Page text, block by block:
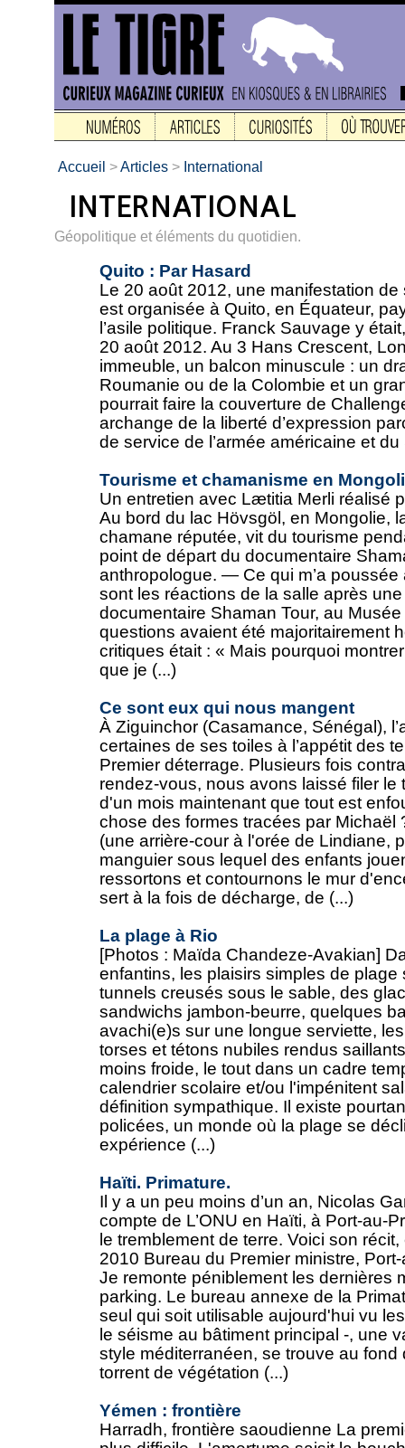
Accueil >Articles > International
Géopolitique et éléments du quotidien.
Quito : Par Hasard
Le 20 août 2012, une manifestation
est organisée à Quito, en Équateur,
l’asile politique. Franck Sauvage y
20 août 2012. Au 3 Hans Crescent,
immeuble, un balcon minuscule : un
Roumanie ou de la Colombie et un
pourrait faire la couverture de
archange de la liberté d’expression
de service de l’armée américaine et
Tourisme et chamanisme en
Un entretien avec Lætitia Merli réalisé
Au bord du lac Hövsgöl, en Mongolie,
chamane réputée, vit du tourisme
point de départ du documentaire
anthropologue. — Ce qui m’a poussée
sont les réactions de la salle après
documentaire Shaman Tour, au
questions avaient été majoritairement
critiques était : « Mais pourquoi
que je (...)
Ce sont eux qui nous mangent
À Ziguinchor (Casamance, Sénégal),
certaines de ses toiles à l’appétit des
Premier déterrage. Plusieurs fois
rendez-vous, nous avons laissé filer le
d'un mois maintenant que tout est
chose des formes tracées par Michaël
(une arrière-cour à l'orée de Lindiane,
manguier sous lequel des enfants
ressortons et contournons le mur
sert à la fois de décharge, de (...)
La plage à Rio
[Photos : Maïda Chandeze-Avakian]
enfantins, les plaisirs simples de
tunnels creusés sous le sable, des
sandwichs jambon-beurre, quelques
avachi(e)s sur une longue serviette,
torses et tétons nubiles rendus
moins froide, le tout dans un cadre
calendrier scolaire et/ou l'impénitent
définition sympathique. Il existe
policées, un monde où la plage se
expérience (...)
Haïti. Primature.
Il y a un peu moins d’un an, Nicolas
compte de L’ONU en Haïti, à Port-au-
le tremblement de terre. Voici son
2010 Bureau du Premier ministre,
Je remonte péniblement les dernières
parking. Le bureau annexe de la
seul qui soit utilisable aujourd'hui vu
le séisme au bâtiment principal -, une
style méditerranéen, se trouve au
torrent de végétation (...)
Yémen : frontière
Harradh, frontière saoudienne La